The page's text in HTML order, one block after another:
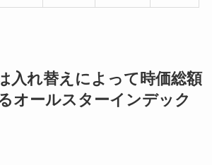
入れ替えによって時価総額
オールスターインデック